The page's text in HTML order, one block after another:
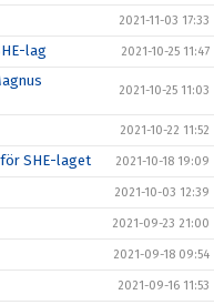
2021-11-03 17:33
lag 2021-10-25 11:47
2021-10-25 11:03
2021-10-22 11:52
SHE-laget 2021-10-18 19:09
2021-10-03 12:39
2021-09-23 21:00
2021-09-18 09:54
2021-09-16 11:53